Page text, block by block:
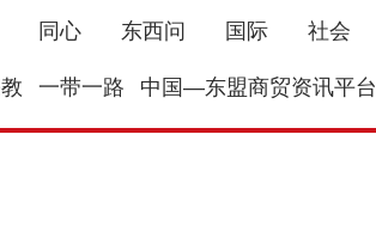
同心 东西问 国际 社会
一带一路 中国—东盟商贸资讯平台